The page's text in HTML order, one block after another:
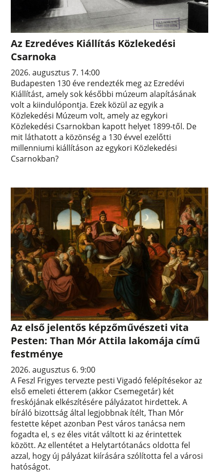
Az Ezredéves Kiállítás Közlekedési
Csarnoka
2026. augusztus 7. 14:00
Budapesten 130 éve rendezték meg az Ezredévi
Kiállítást, amely sok későbbi múzeum alapításának
volt a kiindulópontja. Ezek közül az egyik a
Közlekedési Múzeum volt, amely az egykori
Közlekedési Csarnokban kapott helyet 1899-től. De
mit láthatott a közönség a 130 évvel ezelőtti
millenniumi kiállításon az egykori Közlekedési
Csarnokban?
Az első jelentős képzőművészeti vita
Pesten: Than Mór Attila lakomája című
festménye
2026. augusztus 6. 9:00
A Feszl Frigyes tervezte pesti Vigadó felépítésekor az
első emeleti étterem (akkor Csemegetár) két
freskójának elkészítésére pályázatot hirdettek. A
bíráló bizottság által legjobbnak ítélt, Than Mór
festette képet azonban Pest város tanácsa nem
fogadta el, s ez éles vitát váltott ki az érintettek
között. Az ellentétet a Helytartótanács oldotta fel
azzal, hogy új pályázat kiírására szólította fel a városi
hatóságot.